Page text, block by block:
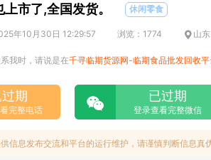
市了,全国发货。 休闲零食
年10月30日 12:29:57 浏览：1774 山东
我时，请说是在千寻临期货源网-临期食品批发回收平
期
完整电话
已过期
登录查看完整微信
信息发布交流和平台的运行维护，请谨慎判断信息真